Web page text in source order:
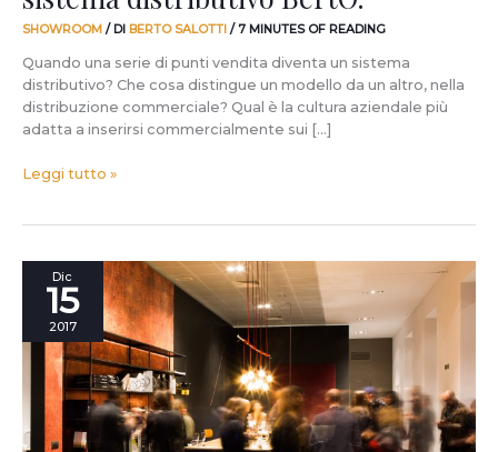
SHOWROOM / DI BERTO SALOTTI /7 MINUTES OF READING
Quando una serie di punti vendita diventa un sistema
distributivo? Che cosa distingue un modello da un altro, nella
distribuzione commerciale? Qual è la cultura aziendale più
adatta a inserirsi commercialmente sui […]
Leggi tutto »
Dic
15
2017
foto
dell’inaugurazione
#BertoTorino